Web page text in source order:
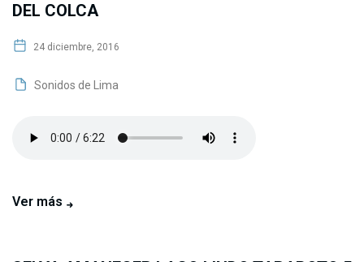
DEL COLCA
24 diciembre, 2016
Sonidos de Lima
Ver más